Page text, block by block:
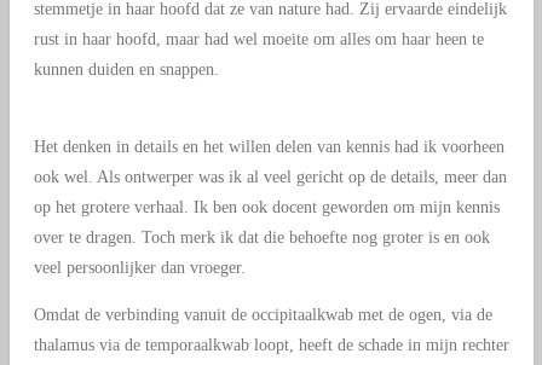
stemmetje in haar hoofd dat ze van nature had. Zij ervaarde eindelijk
rust in haar hoofd, maar had wel moeite om alles om haar heen te
kunnen duiden en snappen.
Het denken in details en het willen delen van kennis had ik voorheen
ook wel. Als ontwerper was ik al veel gericht op de details, meer dan
op het grotere verhaal. Ik ben ook docent geworden om mijn kennis
over te dragen. Toch merk ik dat die behoefte nog groter is en ook
veel persoonlijker dan vroeger.
Omdat de verbinding vanuit de occipitaalkwab met de ogen, via de
thalamus via de temporaalkwab loopt, heeft de schade in mijn rechter